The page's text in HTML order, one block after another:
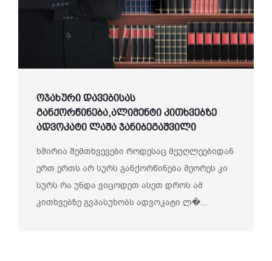
ოჯახური დავებისას
განქორწინება,ალიმენტი კითხვებზე
ადვოკატი ლაშა ჯანიბეგაშვილი
ხშირია შემთხვევები როდესაც მეუღლეებიდან
ერთ ერთს არ სურს განქორწინება მეორეს კი
სურს რა უნდა ვიცოდეთ ასეთ დროს ამ
კითხვებზე გვპასუხობს ადვოკატი ლ�...